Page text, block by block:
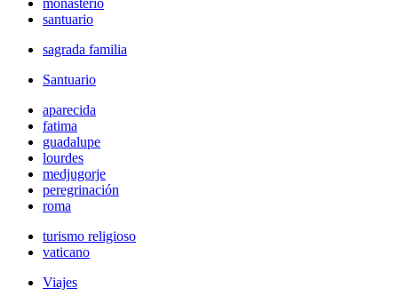
monasterio
santuario
sagrada familia
Santuario
aparecida
fatima
guadalupe
lourdes
medjugorje
peregrinación
roma
turismo religioso
vaticano
Viajes